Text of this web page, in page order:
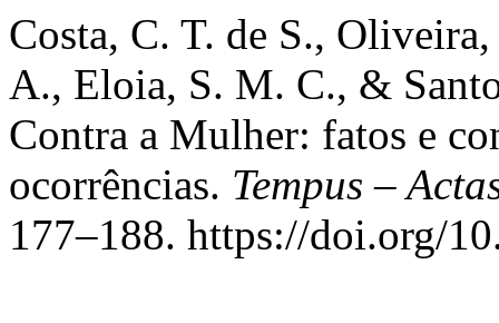
Costa, C. T. de S.,
A., Eloia, S. M. C., &
Contra a Mulher: fatos e
ocorrências. Tempus –
177–188. https://doi.org/